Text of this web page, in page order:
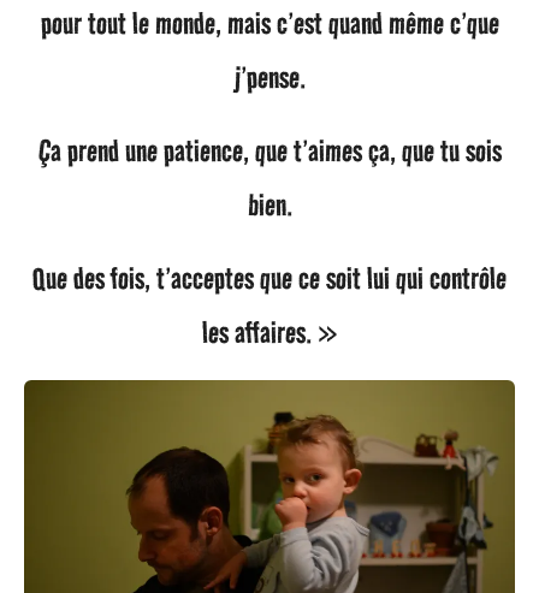
pour tout le monde, mais c’est quand même c’que
j’pense.
Ça prend une patience, que t’aimes ça, que tu sois
bien.
Que des fois, t’acceptes que ce soit lui qui contrôle
les affaires. »